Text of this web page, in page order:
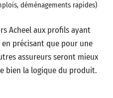
déménagements rapides)
Acheel aux profils ayant
en précisant que pour une
assureurs seront mieux
bien la logique du produit.